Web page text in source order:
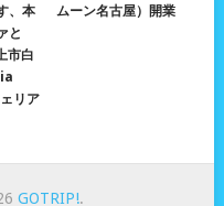
、本
と
市白
リア
ムーン名古屋）開業
GOTRIP!.